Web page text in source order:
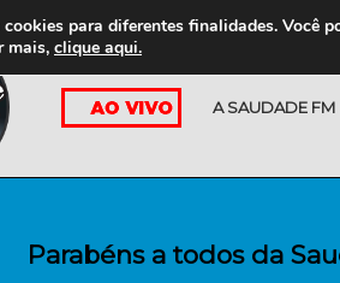
A SAUDADE FM
Parabéns a todos da
para diferentes finalidades. Você
mais, clique aqui.